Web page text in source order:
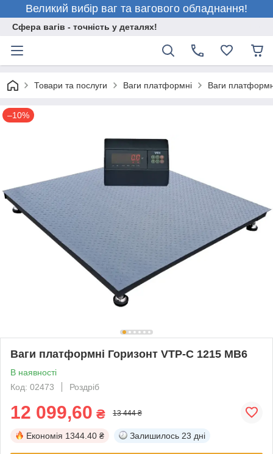
Великий вибір ваг та вагового обладнання!
Сфера вагів - точність у деталях!
Товари та послуги Ваги платформні Ваги
–10%
Ваги платформні Горизонт VTP-С 1215 MB6
В наявності
Код: 02473
Роздріб
12 099,60 ₴ 13 444 ₴
Економія 1344.40 ₴ Залишилось 23 дні